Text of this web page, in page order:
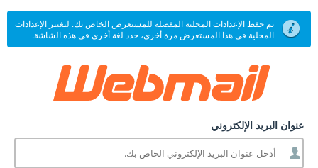
تم حفظ الإعدادات المحلية المفضلة للمستعرض الخاص بك. لتغيير الإعدادات
المحلية في هذا المستعرض مرة أخرى، حدد لغة أخرى في هذه الشاشة.
عنوان البريد الإلكتروني